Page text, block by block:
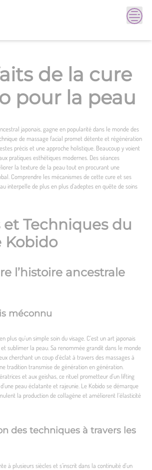
de la cure
pour la peau
japonais, gagne en popularité dans le monde des
de massage facial promet détente et régénération
précis et une approche holistique. Beaucoup y voient
pratiques esthétiques modernes. Des séances
la texture de la peau tout en procurant une
Comprendre les mécanismes de cette cure et ses
interpelle de plus en plus d’adeptes en quête de soins
Techniques du
Kobido
l’histoire ancestrale
méconnu
plus qu’un simple soin du visage. C’est un art japonais
sublimer la peau. Sa renommée grandit dans le monde
cherchant un coup d’éclat à travers des massages à
tradition transmise de génération en génération.
et aux geishas, ce rituel prometteur d’un lifting
peau éclatante et rajeunie. Le Kobido se démarque
la production de collagène et améliorent l’élasticité
des techniques à travers les
à plusieurs siècles et s’inscrit dans la continuité d’un